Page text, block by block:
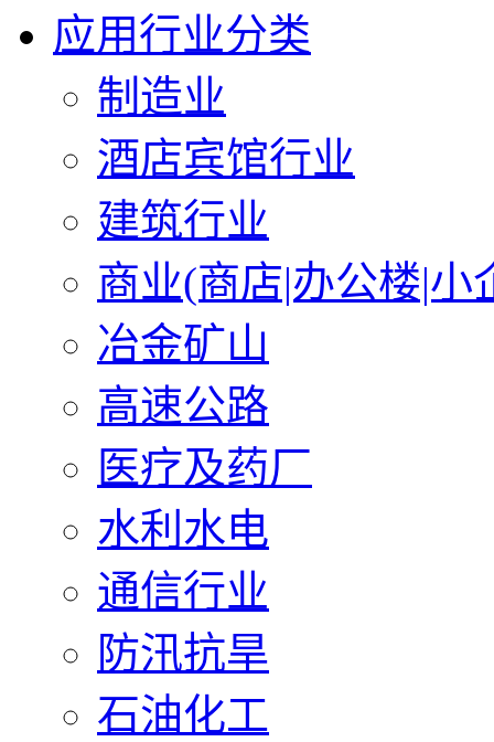
应用行业分类
制造业
酒店宾馆行业
建筑行业
商业(商店|办公楼|小
冶金矿山
高速公路
医疗及药厂
水利水电
通信行业
防汛抗旱
石油化工